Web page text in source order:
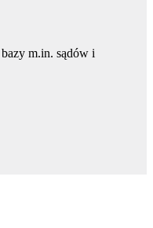
m.in. sądów i